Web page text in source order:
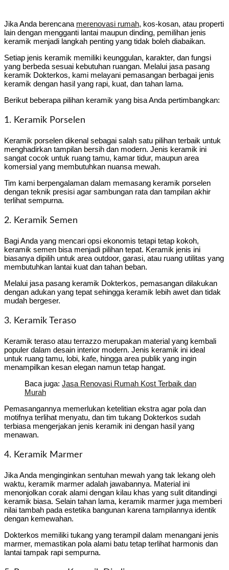
Jika Anda berencana merenovasi rumah, kos-kosan, atau properti
lain dengan mengganti lantai maupun dinding, pemilihan jenis
keramik menjadi langkah penting yang tidak boleh diabaikan.
Setiap jenis keramik memiliki keunggulan, karakter, dan fungsi
yang berbeda sesuai kebutuhan ruangan. Melalui jasa pasang
keramik Dokterkos, kami melayani pemasangan berbagai jenis
keramik dengan hasil yang rapi, kuat, dan tahan lama.
Berikut beberapa pilihan keramik yang bisa Anda pertimbangkan:
1. Keramik Porselen
Keramik porselen dikenal sebagai salah satu pilihan terbaik untuk
menghadirkan tampilan bersih dan modern. Jenis keramik ini
sangat cocok untuk ruang tamu, kamar tidur, maupun area
komersial yang membutuhkan nuansa mewah.
Tim kami berpengalaman dalam memasang keramik porselen
dengan teknik presisi agar sambungan rata dan tampilan akhir
terlihat sempurna.
2. Keramik Semen
Bagi Anda yang mencari opsi ekonomis tetapi tetap kokoh,
keramik semen bisa menjadi pilihan tepat. Keramik jenis ini
biasanya dipilih untuk area outdoor, garasi, atau ruang utilitas yang
membutuhkan lantai kuat dan tahan beban.
Melalui jasa pasang keramik Dokterkos, pemasangan dilakukan
dengan adukan yang tepat sehingga keramik lebih awet dan tidak
mudah bergeser.
3. Keramik Teraso
Keramik teraso atau terrazzo merupakan material yang kembali
populer dalam desain interior modern. Jenis keramik ini ideal
untuk ruang tamu, lobi, kafe, hingga area publik yang ingin
menampilkan kesan elegan namun tetap hangat.
Baca juga: Jasa Renovasi Rumah Kost Terbaik dan
Murah
Pemasangannya memerlukan ketelitian ekstra agar pola dan
motifnya terlihat menyatu, dan tim tukang Dokterkos sudah
terbiasa mengerjakan jenis keramik ini dengan hasil yang
menawan.
4. Keramik Marmer
Jika Anda menginginkan sentuhan mewah yang tak lekang oleh
waktu, keramik marmer adalah jawabannya. Material ini
menonjolkan corak alami dengan kilau khas yang sulit ditandingi
keramik biasa. Selain tahan lama, keramik marmer juga memberi
nilai tambah pada estetika bangunan karena tampilannya identik
dengan kemewahan.
Dokterkos memiliki tukang yang terampil dalam menangani jenis
marmer, memastikan pola alami batu tetap terlihat harmonis dan
lantai tampak rapi sempurna.